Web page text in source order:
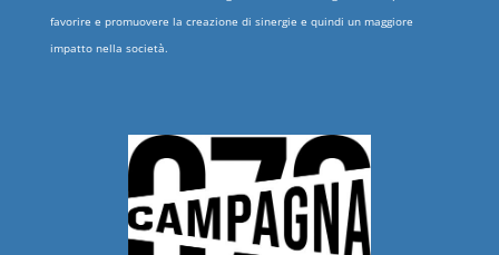
favorire e promuovere la creazione di sinergie e quindi un maggiore
impatto nella società.